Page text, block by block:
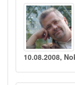
10.08.2008,